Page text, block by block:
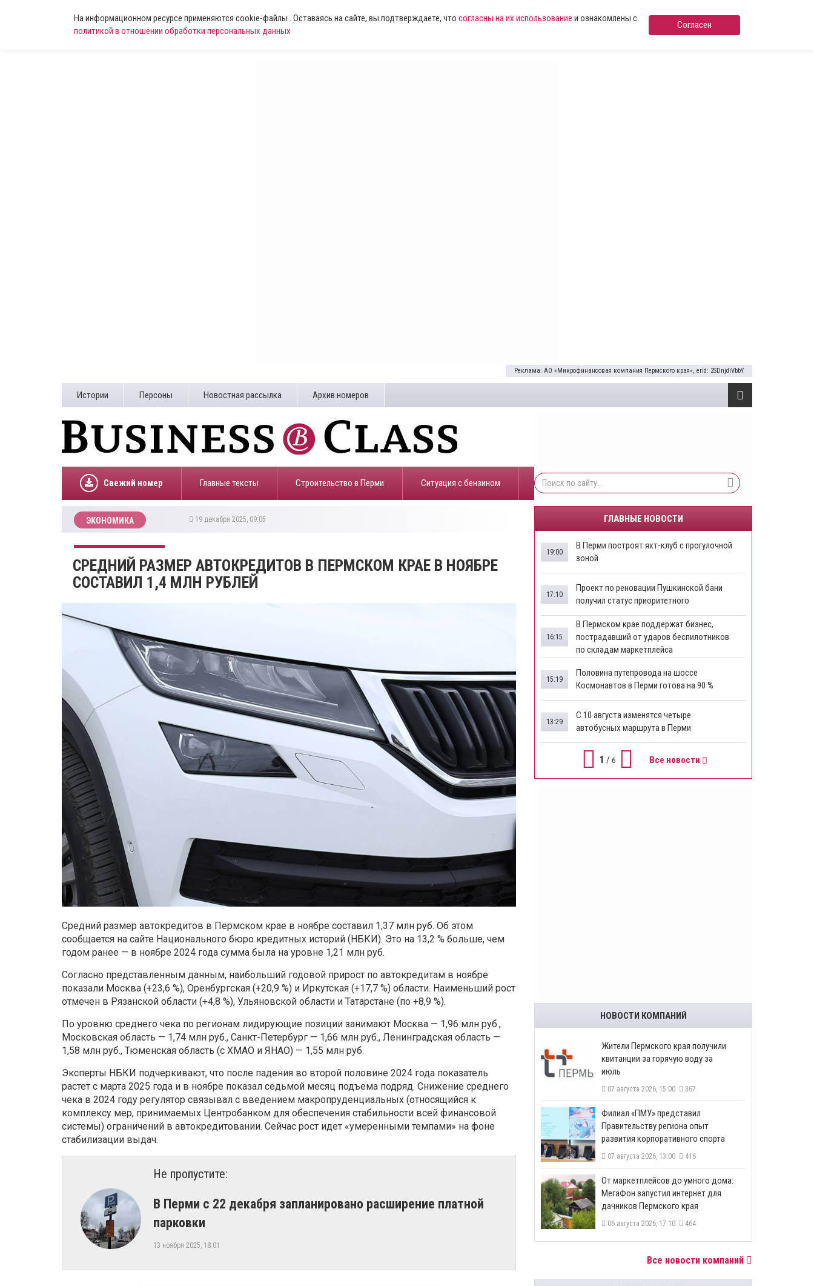
На информационном ресурсе применяются cookie-файлы . Оставаясь на сайте, вы подтверждаете, что согласны на их использование и ознакомлены с
политикой в отношении обработки персональных данных
Согласен
Реклама: АО «Микрофинансовая компания Пермского края», erid: 2SDnjdiVbbY
Истории Персоны Новостная рассылка Архив номеров
Свежий номер Главные тексты Строительство в Перми ​Ситуация с бензином
ЭКОНОМИКА 19 декабря 2025, 09:05
СРЕДНИЙ РАЗМЕР АВТОКРЕДИТОВ В ПЕРМСКОМ КРАЕ В НОЯБРЕ
СОСТАВИЛ 1,4 МЛН РУБЛЕЙ
Средний размер автокредитов в Пермском крае в ноябре составил 1,37 млн руб. Об этом
сообщается на сайте Национального бюро кредитных историй (НБКИ). Это на 13,2 % больше, чем
годом ранее — в ноябре 2024 года сумма была на уровне 1,21 млн руб.
Согласно представленным данным, наибольший годовой прирост по автокредитам в ноябре
показали Москва (+23,6 %), Оренбургская (+20,9 %) и Иркутская (+17,7 %) области. Наименьший рост
отмечен в Рязанской области (+4,8 %), Ульяновской области и Татарстане (по +8,9 %).
По уровню среднего чека по регионам лидирующие позиции занимают Москва — 1,96 млн руб.,
Московская область — 1,74 млн руб., Санкт-Петербург — 1,66 млн руб., Ленинградская область —
1,58 млн руб., Тюменская область (с ХМАО и ЯНАО) — 1,55 млн руб.
Эксперты НБКИ подчеркивают, что после падения во второй половине 2024 года показатель
растет с марта 2025 года и в ноябре показал седьмой месяц подъема подряд. Снижение среднего
чека в 2024 году регулятор связывал с введением макропруденциальных (относящийся к
комплексу мер, принимаемых Центробанком для обеспечения стабильности всей финансовой
системы) ограничений в автокредитовании. Сейчас рост идет «умеренными темпами» на фоне
стабилизации выдач.
Не пропустите:
В Перми с 22 декабря запланировано расширение платной
парковки
13 ноября 2025, 18:01
ГЛАВНЫЕ НОВОСТИ
В Перми построят яхт-клуб с прогулочной
зоной
19:00
​Проект по реновации Пушкинской бани
получил статус приоритетного
17:10
​В Пермском крае поддержат бизнес,
пострадавший от ударов беспилотников
по складам маркетплейса
16:15
​Половина путепровода на шоссе
Космонавтов в Перми готова на 90 %
15:19
​С 10 августа изменятся четыре
автобусных маршрута в Перми
13:29
1 / 6 Все новости
НОВОСТИ КОМПАНИЙ
​Жители Пермского края получили
квитанции за горячую воду за
июль
07 августа 2026, 15:00 367
​Филиал «ПМУ» представил
Правительству региона опыт
развития корпоративного спорта
07 августа 2026, 13:00 416
От маркетплейсов до умного дома:
МегаФон запустил интернет для
дачников Пермского края
06 августа 2026, 17:10 464
Все новости компаний